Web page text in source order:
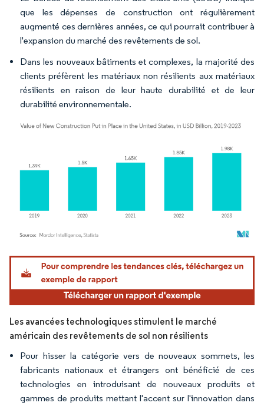
que les dépenses de construction ont régulièrement
augmenté ces dernières années, ce qui pourrait contribuer à
l'expansion du marché des revêtements de sol.
Dans les nouveaux bâtiments et complexes, la majorité des
clients préfèrent les matériaux non résilients aux matériaux
résilients en raison de leur haute durabilité et de leur
durabilité environnementale.
Image © Mordor Intelligence. La réutilisation nécessite une attribution sous CC BY
Les avancées technologiques stimulent le marché
américain des revêtements de sol non résilients
Pour hisser la catégorie vers de nouveaux sommets, les
fabricants nationaux et étrangers ont bénéficié de ces
technologies en introduisant de nouveaux produits et
gammes de produits mettant l'accent sur l'innovation dans